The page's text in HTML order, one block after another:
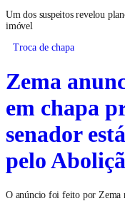
Um dos suspeitos revelou
imóvel
Troca de chapa
Zema
em chapa
senador
pelo
O anúncio foi feito por Zema